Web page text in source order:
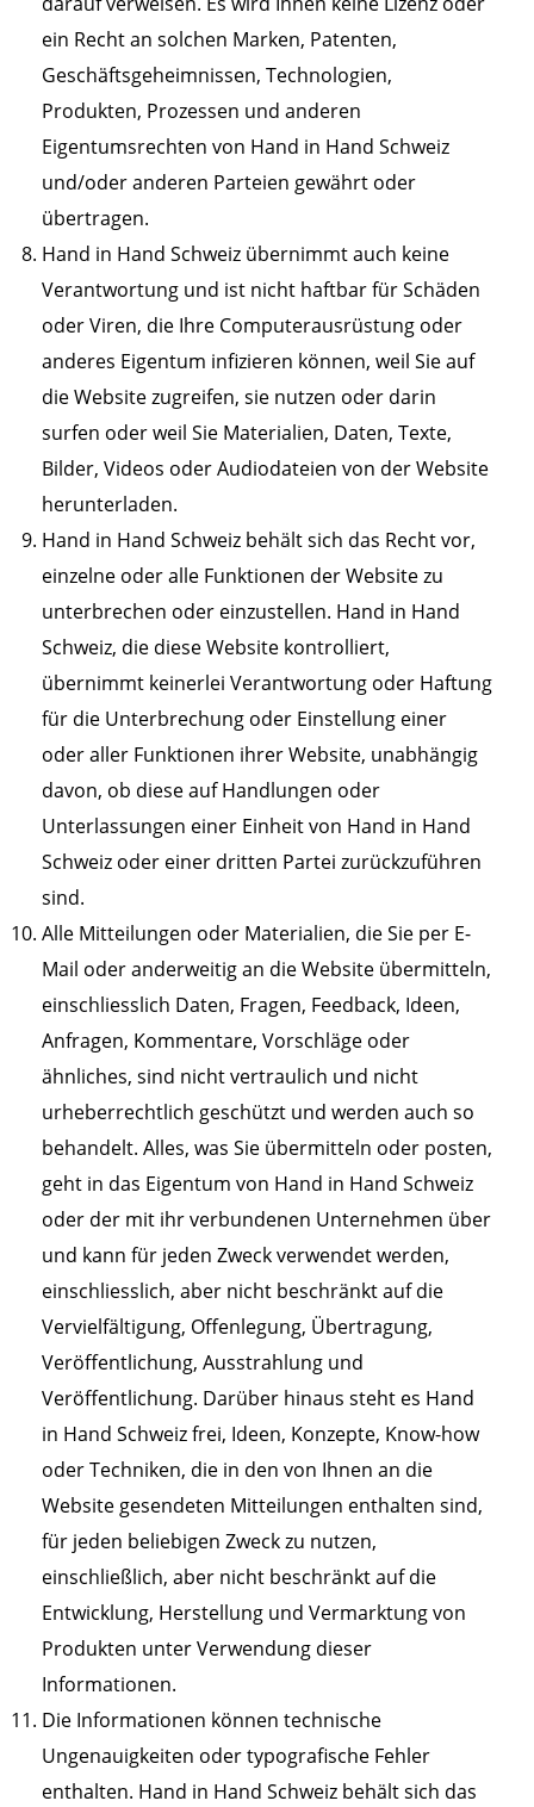
ein Recht an solchen Marken, Patenten,
Geschäftsgeheimnissen, Technologien,
Produkten, Prozessen und anderen
Eigentumsrechten von Hand in Hand Schweiz
und/oder anderen Parteien gewährt oder
übertragen.
Hand in Hand Schweiz übernimmt auch keine
Verantwortung und ist nicht haftbar für Schäden
oder Viren, die Ihre Computerausrüstung oder
anderes Eigentum infizieren können, weil Sie auf
die Website zugreifen, sie nutzen oder darin
surfen oder weil Sie Materialien, Daten, Texte,
Bilder, Videos oder Audiodateien von der Website
herunterladen.
Hand in Hand Schweiz behält sich das Recht vor,
einzelne oder alle Funktionen der Website zu
unterbrechen oder einzustellen. Hand in Hand
Schweiz, die diese Website kontrolliert,
übernimmt keinerlei Verantwortung oder Haftung
für die Unterbrechung oder Einstellung einer
oder aller Funktionen ihrer Website, unabhängig
davon, ob diese auf Handlungen oder
Unterlassungen einer Einheit von Hand in Hand
Schweiz oder einer dritten Partei zurückzuführen
sind.
Alle Mitteilungen oder Materialien, die Sie per E-
Mail oder anderweitig an die Website übermitteln,
einschliesslich Daten, Fragen, Feedback, Ideen,
Anfragen, Kommentare, Vorschläge oder
ähnliches, sind nicht vertraulich und nicht
urheberrechtlich geschützt und werden auch so
behandelt. Alles, was Sie übermitteln oder posten,
geht in das Eigentum von Hand in Hand Schweiz
oder der mit ihr verbundenen Unternehmen über
und kann für jeden Zweck verwendet werden,
einschliesslich, aber nicht beschränkt auf die
Vervielfältigung, Offenlegung, Übertragung,
Veröffentlichung, Ausstrahlung und
Veröffentlichung. Darüber hinaus steht es Hand
in Hand Schweiz frei, Ideen, Konzepte, Know-how
oder Techniken, die in den von Ihnen an die
Website gesendeten Mitteilungen enthalten sind,
für jeden beliebigen Zweck zu nutzen,
einschließlich, aber nicht beschränkt auf die
Entwicklung, Herstellung und Vermarktung von
Produkten unter Verwendung dieser
Informationen.
Die Informationen können technische
Ungenauigkeiten oder typografische Fehler
enthalten. Hand in Hand Schweiz behält sich das